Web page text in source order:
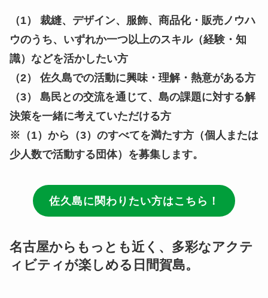
（1） 裁縫、デザイン、服飾、商品化・販売ノウハ
ウのうち、いずれか一つ以上のスキル（経験・知
識）などを活かしたい方
（2） 佐久島での活動に興味・理解・熱意がある方
（3） 島民との交流を通じて、島の課題に対する解
決策を一緒に考えていただける方
※（1）から（3）のすべてを満たす方（個人または
少人数で活動する団体）を募集します。
佐久島に関わりたい方はこちら！
名古屋からもっとも近く、多彩なアクテ
ィビティが楽しめる日間賀島。